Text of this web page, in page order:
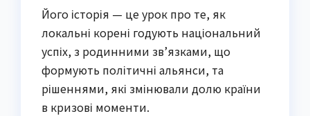
Його історія — це урок про те, як
локальні корені годують національний
успіх, з родинними зв’язками, що
формують політичні альянси, та
рішеннями, які змінювали долю країни
в кризові моменти.